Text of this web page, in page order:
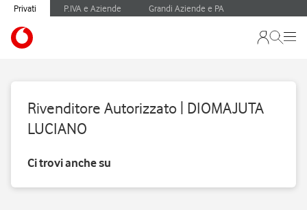
Privati P.IVA e Aziende Grandi Aziende e PA
Rivenditore Autorizzato | DIOMAJUTA
LUCIANO
Ci trovi anche su